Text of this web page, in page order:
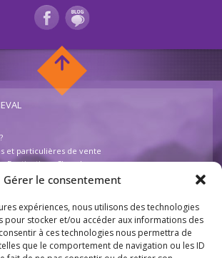
Gérer le consentement
expériences, nous utilisons des technologies
pour stocker et/ou accéder aux informations des
à ces technologies nous permettra de
que le comportement de navigation ou les ID
et particulières de vente
Destinations Cheval